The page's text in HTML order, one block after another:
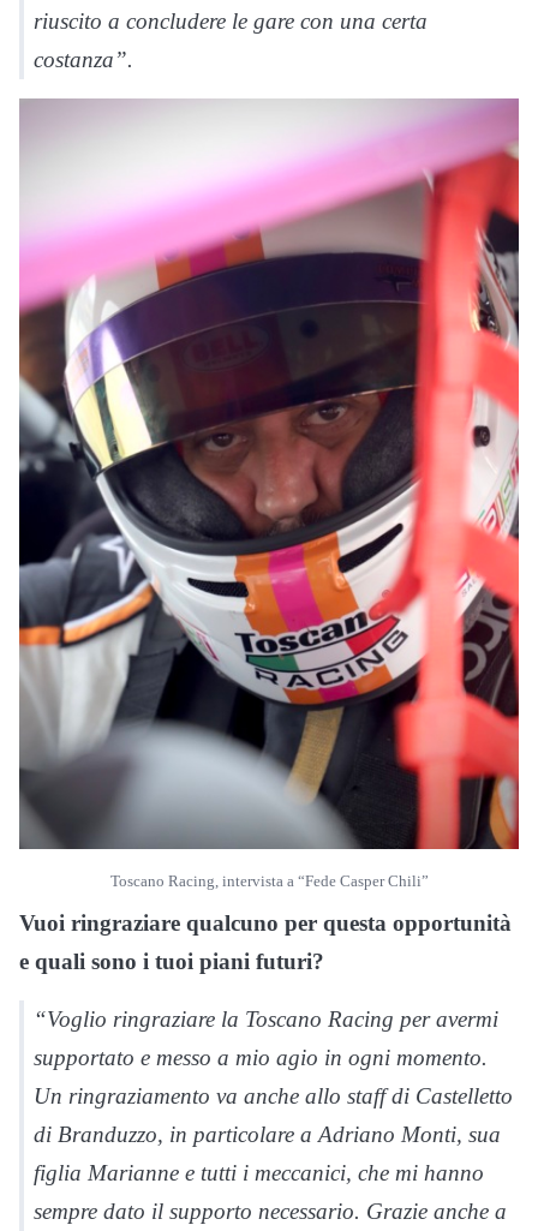
riuscito a concludere le gare con una certa
costanza”.
Toscano Racing, intervista a “Fede Casper Chili”
Vuoi ringraziare qualcuno per questa opportunità
e quali sono i tuoi piani futuri?
“Voglio ringraziare la Toscano Racing per avermi
supportato e messo a mio agio in ogni momento.
Un ringraziamento va anche allo staff di Castelletto
di Branduzzo, in particolare a Adriano Monti, sua
figlia Marianne e tutti i meccanici, che mi hanno
sempre dato il supporto necessario. Grazie anche a